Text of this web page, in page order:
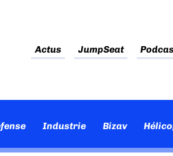
Actus JumpSeat
Industrie Bizav